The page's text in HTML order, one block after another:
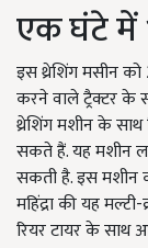
एक घंटे में
इस थ्रेशिंग मसीन
करने वाले ट्रैक्टर के
थ्रेशिंग मशीन के
सकते हैं. यह मशीन
सकती है. इस मशीन
महिंद्रा की यह
रियर टायर के साथ